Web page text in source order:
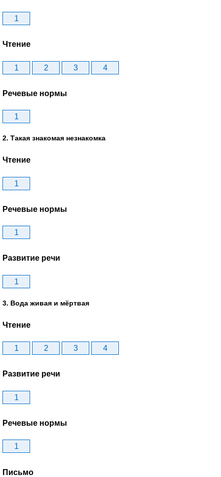
1
Чтение
1 2 3 4
Речевые нормы
1
2. Такая знакомая незнакомка
Чтение
1
Речевые нормы
1
Развитие речи
1
3. Вода живая и мёртвая
Чтение
1 2 3 4
Развитие речи
1
Речевые нормы
1
Письмо